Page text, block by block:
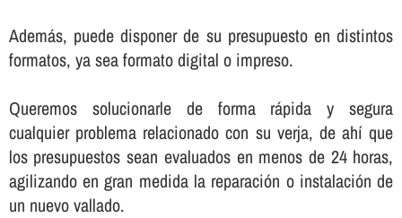
Además, puede disponer de su presupuesto en distintos
formatos, ya sea formato digital o impreso.
Queremos solucionarle de forma rápida y segura
cualquier problema relacionado con su verja, de ahí­ que
los presupuestos sean evaluados en menos de 24 horas,
agilizando en gran medida la reparación o instalación de
un nuevo vallado.